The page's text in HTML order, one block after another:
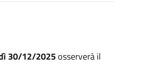
30/12/2025osserverà il